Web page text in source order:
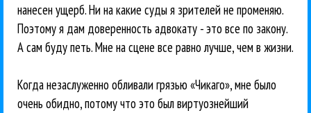
нанесен ущерб. Ни на какие суды я зрителей не променяю.
Поэтому я дам доверенность адвокату - это все по закону.
А сам буду петь. Мне на сцене все равно лучше, чем в жизни.
Когда незаслуженно обливали грязью «Чикаго», мне было
очень обидно, потому что это был виртуознейший